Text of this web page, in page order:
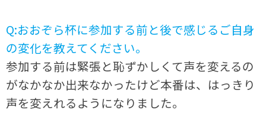
Q:おおぞら杯に参加する前と後で感じるご自身
の変化を教えてください。
参加する前は緊張と恥ずかしくて声を変えるの
がなかなか出来なかったけど本番は、はっきり
声を変えれるようになりました。